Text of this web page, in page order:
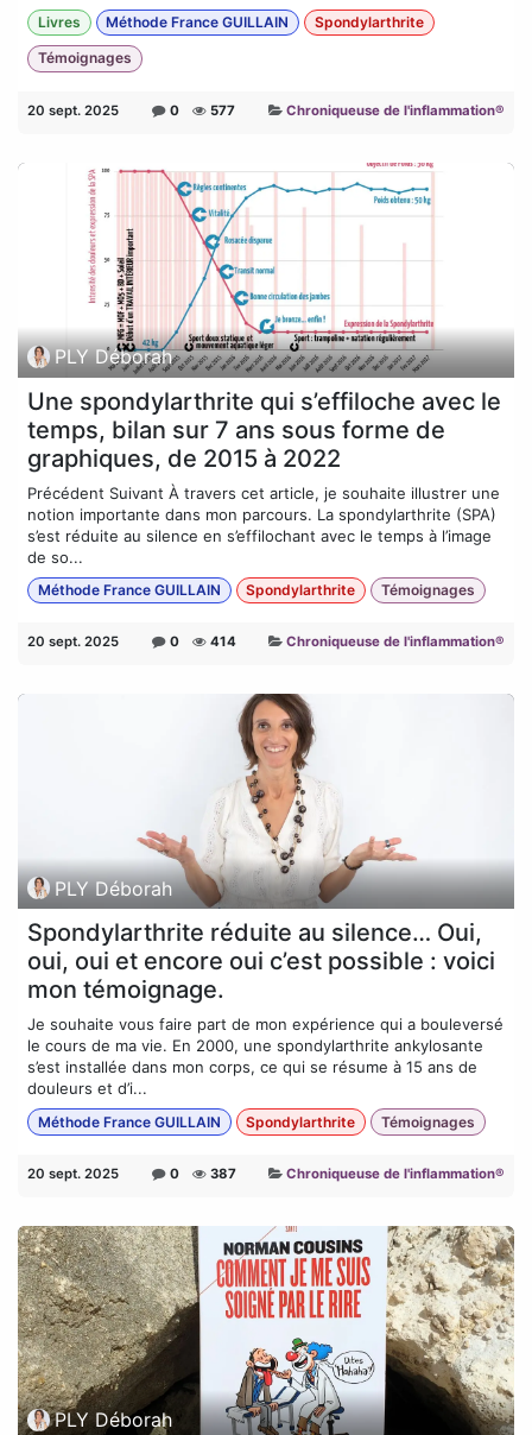
Livres Méthode France GUILLAIN Spondylarthrite
Témoignages
20 sept. 2025 0 577 Chroniqueuse de l'inflammation®
PLY Déborah
Une spondylarthrite qui s’effiloche avec le
temps, bilan sur 7 ans sous forme de
graphiques, de 2015 à 2022
Précédent Suivant À travers cet article, je souhaite illustrer une
notion importante dans mon parcours. La spondylarthrite (SPA)
s’est réduite au silence en s’effilochant avec le temps à l’image
de so...
Méthode France GUILLAIN Spondylarthrite Témoignages
20 sept. 2025 0 414 Chroniqueuse de l'inflammation®
PLY Déborah
Spondylarthrite réduite au silence… Oui,
oui, oui et encore oui c’est possible : voici
mon témoignage.
Je souhaite vous faire part de mon expérience qui a bouleversé
le cours de ma vie. En 2000, une spondylarthrite ankylosante
s’est installée dans mon corps, ce qui se résume à 15 ans de
douleurs et d’i...
Méthode France GUILLAIN Spondylarthrite Témoignages
20 sept. 2025 0 387 Chroniqueuse de l'inflammation®
PLY Déborah